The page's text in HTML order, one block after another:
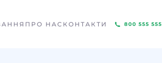
ПРО НАС КОНТАКТИ 800 555 555